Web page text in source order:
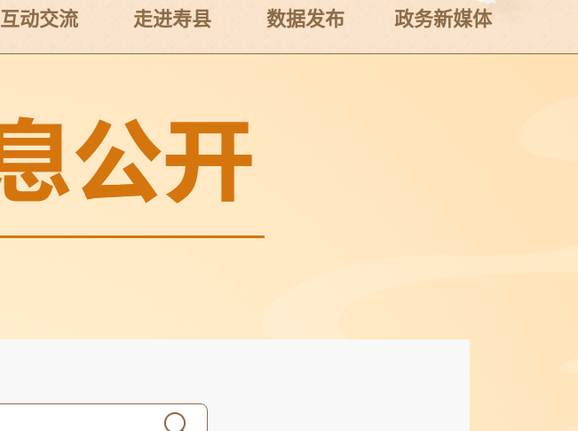
互动交流 走进寿县 数据发布 政务新媒体